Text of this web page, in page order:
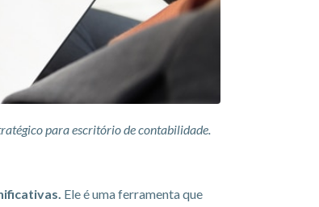
para escritório de contabilidade.
Ele é uma ferramenta que